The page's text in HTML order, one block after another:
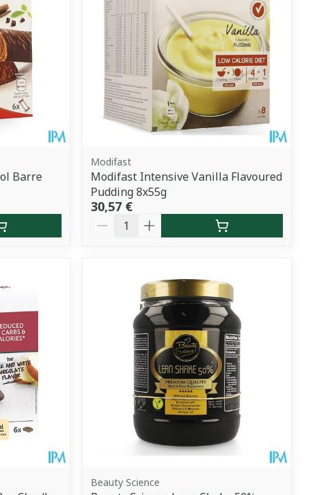
Barre
Modifast
Modifast Intensive Vanilla Flavoured
Pudding 8x55g
30,57 €
Quantité
Beauty Science